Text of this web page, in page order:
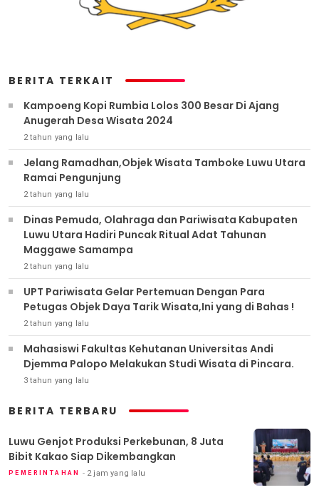
BERITA TERKAIT
Kampoeng Kopi Rumbia Lolos 300 Besar Di Ajang
Anugerah Desa Wisata 2024
2 tahun yang lalu
Jelang Ramadhan,Objek Wisata Tamboke Luwu Utara
Ramai Pengunjung
2 tahun yang lalu
Dinas Pemuda, Olahraga dan Pariwisata Kabupaten
Luwu Utara Hadiri Puncak Ritual Adat Tahunan
Maggawe Samampa
2 tahun yang lalu
UPT Pariwisata Gelar Pertemuan Dengan Para
Petugas Objek Daya Tarik Wisata,Ini yang di Bahas !
2 tahun yang lalu
Mahasiswi Fakultas Kehutanan Universitas Andi
Djemma Palopo Melakukan Studi Wisata di Pincara.
3 tahun yang lalu
BERITA TERBARU
Luwu Genjot Produksi Perkebunan, 8 Juta
Bibit Kakao Siap Dikembangkan
PEMERINTAHAN 2 jam yang lalu